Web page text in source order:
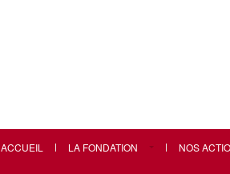
ACCUEIL LA FONDATION NOS